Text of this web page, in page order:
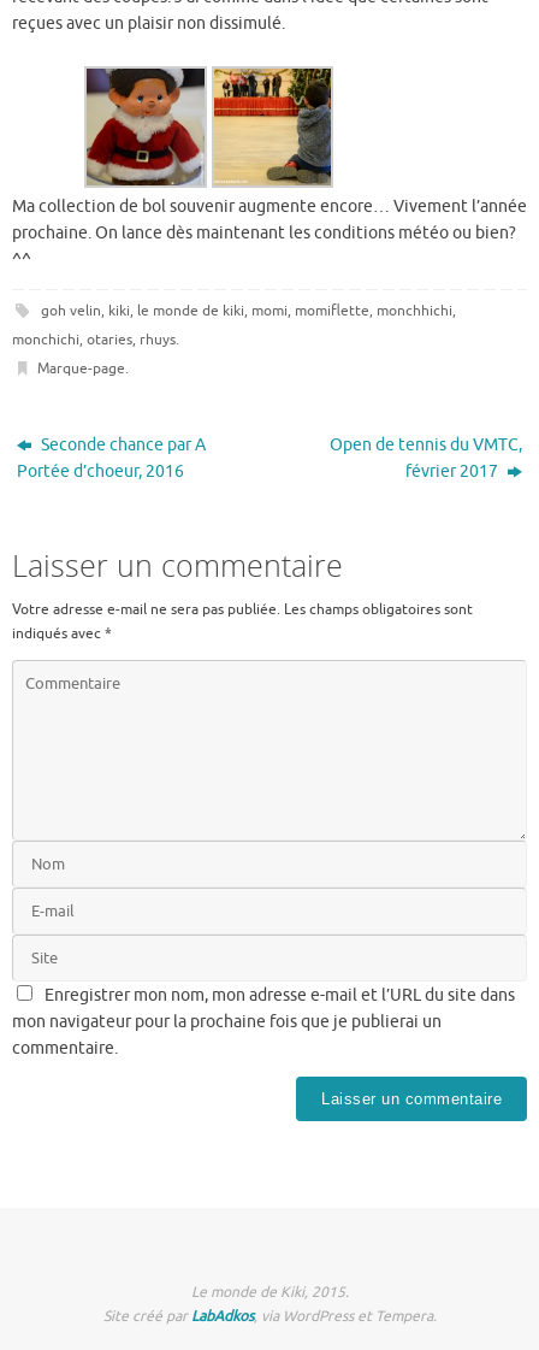
reçues avec un plaisir non dissimulé.
Ma collection de bol souvenir augmente encore… Vivement l’année
prochaine. On lance dès maintenant les conditions météo ou bien?
^^
goh velin, kiki, le monde de kiki, momi, momiflette, monchhichi,
monchichi, otaries, rhuys.
Marque-page.
Seconde chance par A
Portée d’choeur, 2016
Open de tennis du VMTC,
février 2017
Laisser un commentaire
Votre adresse e-mail ne sera pas publiée. Les champs obligatoires sont
indiqués avec*
Enregistrer mon nom, mon adresse e-mail et l’URL du site dans
mon navigateur pour la prochaine fois que je publierai un
commentaire.
Le monde de Kiki, 2015.
Site créé parLabAdkos, via WordPress et Tempera.